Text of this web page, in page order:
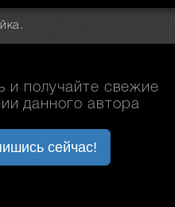
и получайте свежие
данного автора
сейчас!